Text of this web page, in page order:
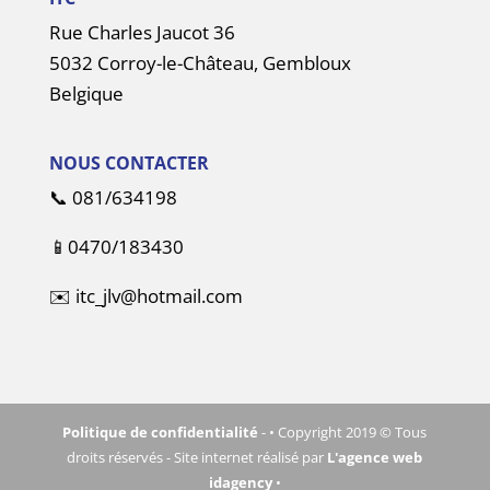
Rue Charles Jaucot 36
5032 Corroy-le-Château, Gembloux
Belgique
NOUS CONTACTER
📞 081/634198
📱 0470/183430
✉️ itc_jlv@hotmail.com
Politique de confidentialité - • Copyright 2019 © Tous
droits réservés - Site internet réalisé par L'agence web
idagency•